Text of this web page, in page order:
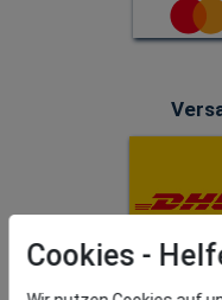
Cookies